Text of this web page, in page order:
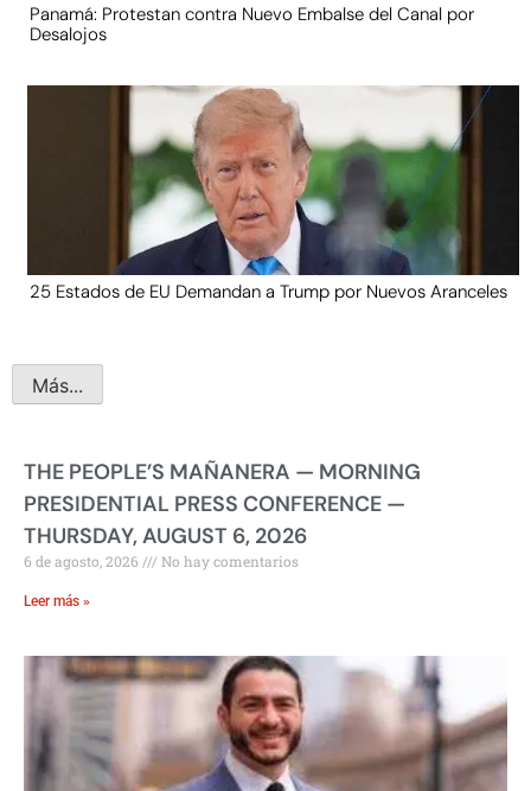
Panamá: Protestan contra Nuevo Embalse del Canal por
Desalojos
25 Estados de EU Demandan a Trump por Nuevos Aranceles
Más...
THE PEOPLE’S MAÑANERA — MORNING
PRESIDENTIAL PRESS CONFERENCE —
THURSDAY, AUGUST 6, 2026
6 de agosto, 2026 No hay comentarios
Leer más »